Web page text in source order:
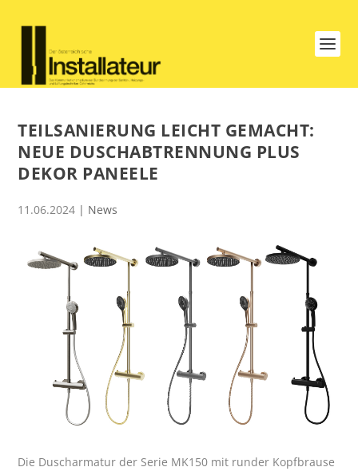
TEILSANIERUNG LEICHT GEMACHT:
NEUE DUSCHABTRENNUNG PLUS
DEKOR PANEELE
11.06.2024 | News
Die Duscharmatur der Serie MK150 mit runder Kopfbrause